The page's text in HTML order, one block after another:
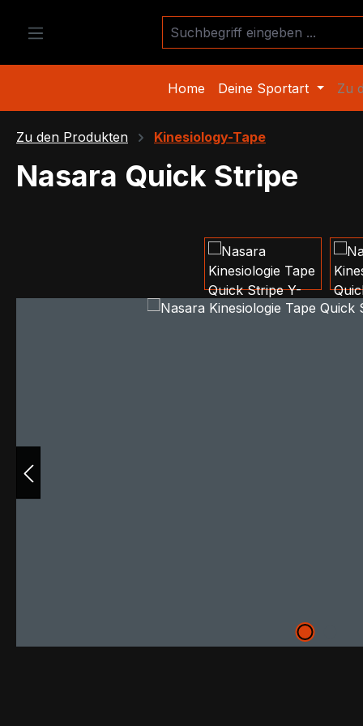
Zur Hauptnavigation springen
Home Deine Sportart Zu
Zu den Produkten Kinesiology-Tape
Nasara Quick Stripe